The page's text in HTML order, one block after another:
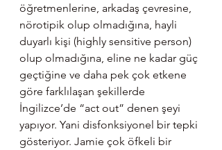
öğretmenlerine, arkadaş çevresine,
nörotipik olup olmadığına, hayli
duyarlı kişi (highly sensitive person)
olup olmadığına, eline ne kadar güç
geçtiğine ve daha pek çok etkene
göre farklılaşan şekillerde
İngilizce’de “act out” denen şeyi
yapıyor. Yani disfonksiyonel bir tepki
gösteriyor. Jamie çok öfkeli bir